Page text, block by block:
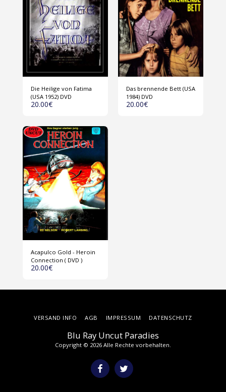
Die Heilige von Fatima
(USA 1952) DVD
20.00€
Das brennende Bett (USA
1984) DVD
20.00€
Acapulco Gold - Heroin
Connection ( DVD )
20.00€
Blu Ray Uncut Paradies
Copyright © 2026 Alle Rechte vorbehalten.
VERSAND INFO AGB IMPRESSUM DATENSCHUTZ